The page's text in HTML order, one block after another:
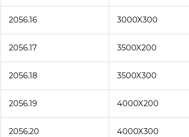
2056.16 3000X300
2056.17 3500X200
2056.18 3500X300
2056.19 4000X200
2056.20 4000X300